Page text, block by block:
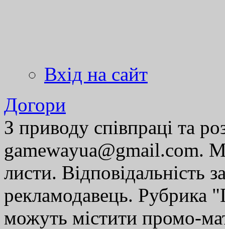
Вхід на сайт
Догори
З приводу співпраці та
gamewayua@gmail.com.
листи. Відповідальність
рекламодавець. Рубрика
можуть містити промо-